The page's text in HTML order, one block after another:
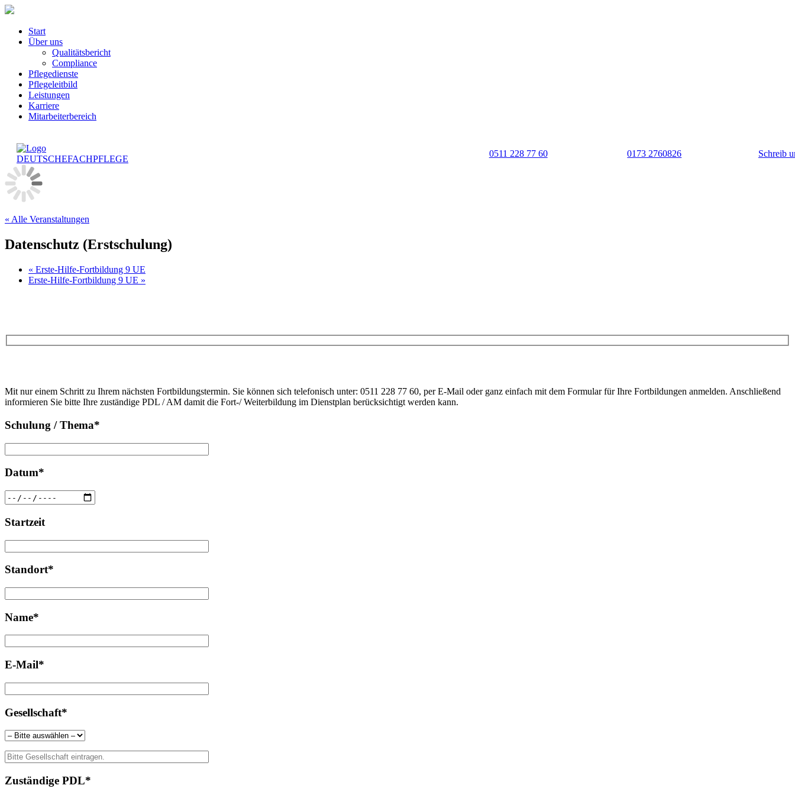
Start
Über uns
Qualitätsbericht
Compliance
Pflegedienste
Pflegeleitbild
Leistungen
Karriere
Mitarbeiterbereich
0511 228 77 60 0173 2760826 Schreib
« Alle Veranstaltungen
Datenschutz (Erstschulung)
« Erste-Hilfe-Fortbildung 9 UE
Erste-Hilfe-Fortbildung 9 UE »
Feld
leer.
lasse
dieses
leer.
Mit nur einem Schritt zu Ihrem nächsten Fortbildungstermin. Sie können sich telefonisch unter: 0511 228 77 60, per E-Mail oder ganz einfach mit dem Formular für Ihre Fortbildungen anmelden. Anschließend
informieren Sie bitte Ihre zuständige PDL / AM damit die Fort-/ Weiterbildung im Dienstplan berücksichtigt werden kann.
Schulung / Thema*
Datum*
Startzeit
Standort*
Name*
E-Mail*
Gesellschaft*
Zuständige PDL*